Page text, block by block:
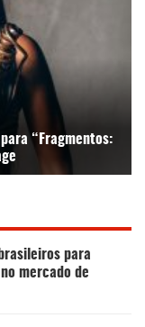
“Fragmentos:
para
mercado de